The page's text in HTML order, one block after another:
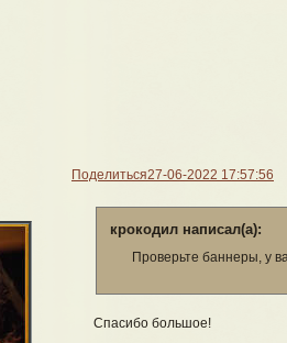
Поделиться27-06-2022 17:57:56
крокодил написал(а):
Проверьте баннеры, у
Спасибо большое!